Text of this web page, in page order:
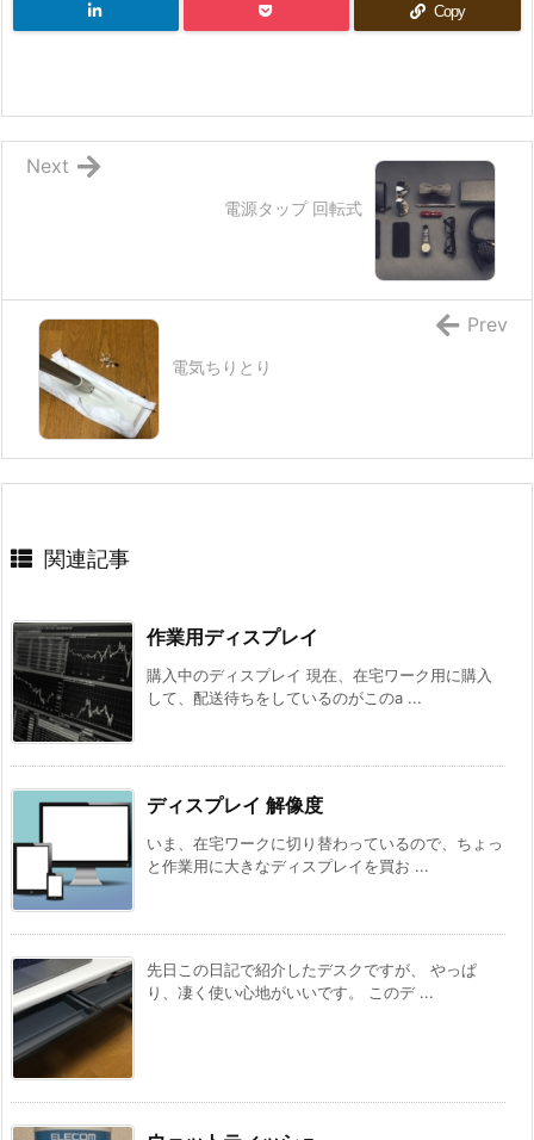
Copy
電源タップ 回転式
Next
電気ちりとり
Prev
関連記事
作業用ディスプレイ
購入中のディスプレイ 現在、在宅ワーク用に購入
して、配送待ちをしているのがこのa ...
ディスプレイ 解像度
いま、在宅ワークに切り替わっているので、ちょっ
と作業用に大きなディスプレイを買お ...
先日この日記で紹介したデスクですが、 やっぱ
り、凄く使い心地がいいです。 このデ ...